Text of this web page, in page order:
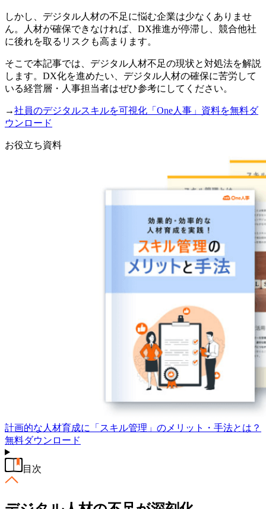
しかし、デジタル人材の不足に悩む企業は少なくありませ
ん。人材が確保できなければ、DX推進が停滞し、競合他社
に後れを取るリスクも高まります。
そこで本記事では、デジタル人材不足の現状と対処法を解説
します。DX化を進めたい、デジタル人材の確保に苦労して
いる経営層・人事担当者はぜひ参考にしてください。
→社員のデジタルスキルを可視化「One人事」資料を無料ダ
ウンロード
お役立ち資料
計画的な人材育成に「スキル管理」のメリット・手法とは？
無料ダウンロード
目次